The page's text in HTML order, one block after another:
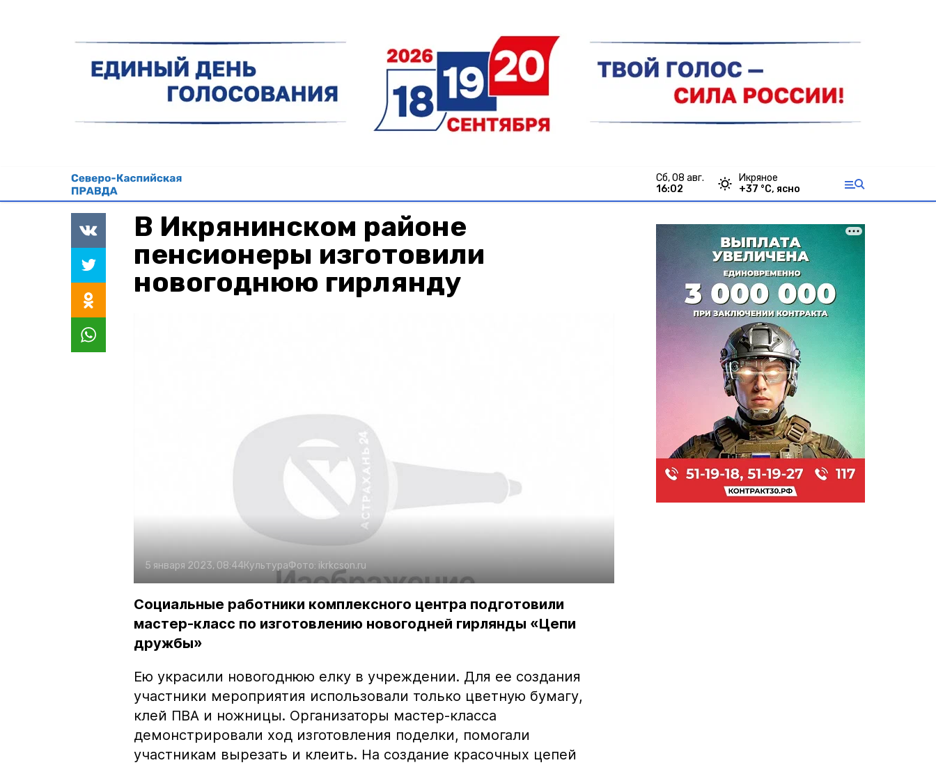
сб, 08 авг.
16:02
Икряное
+37 °С, ясно
В Икрянинском районе
пенсионеры изготовили
новогоднюю гирлянду
5 января 2023, 08:44КультураФото: ikrkcson.ru
Социальные работники комплексного центра подготовили
мастер-класс по изготовлению новогодней гирлянды «Цепи
дружбы»
Ею украсили новогоднюю елку в учреждении. Для ее создания
участники мероприятия использовали только цветную бумагу,
клей ПВА и ножницы. Организаторы мастер-класса
демонстрировали ход изготовления поделки, помогали
участникам вырезать и клеить. На создание красочных цепей